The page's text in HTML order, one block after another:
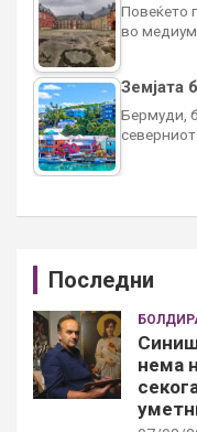
Повеќето
во
Земјата
Бермуди,
северниот
Последни
нема